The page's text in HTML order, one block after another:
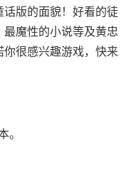
版的面貌！好看的徒
魔性的小说等及黄忠
很感兴趣游戏，快来